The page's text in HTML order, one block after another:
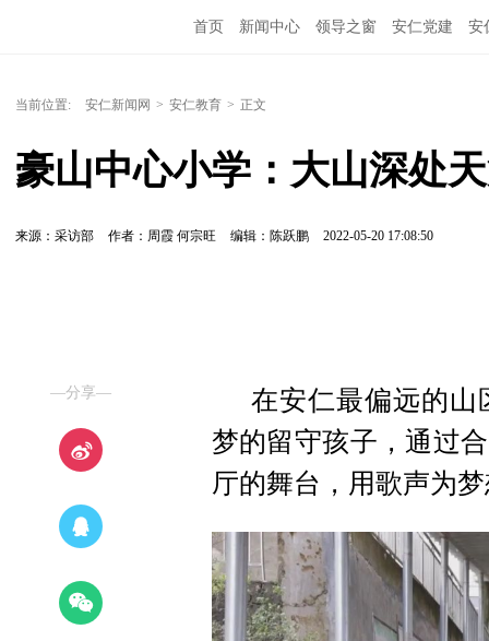
首页 新闻中心 领导之窗 安仁党建 安
当前位置: 安仁新闻网 > 安仁教育 > 正文
豪山中心小学：大山深处
来源：采访部 作者：周霞 何宗旺 编辑：陈跃鹏 2022-05-20 17:08:50
—分享—
在安仁最偏远的山
梦的留守孩子，通过
厅的舞台，用歌声为